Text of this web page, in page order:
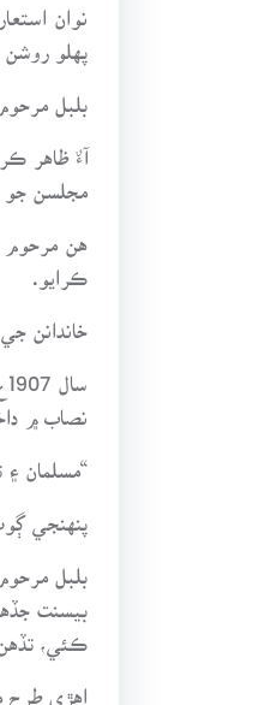
نوان
پهلو روشن
بلبل
آءٌ ظاهر
مجلسن جو
هن
ڪرايو.
خاندانن
نصاب ۾
“مسلمان ۽
پنهنجي
بلبل
بيسنت
ڪئي،
اهڙي طرح